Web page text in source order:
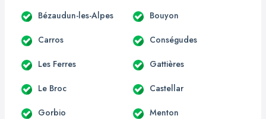
Bézaudun-les-Alpes Bouyon
Carros Conségudes
Les Ferres Gattières
Le Broc Castellar
Gorbio Menton